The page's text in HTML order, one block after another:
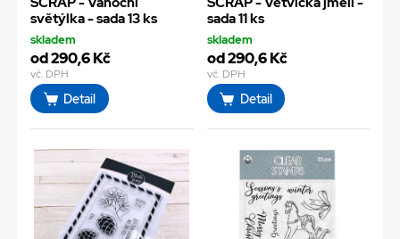
světýlka - sada 13 ks
skladem
od 290,6 Kč
vč. DPH
Detail
sada 11 ks
skladem
od 290,6 Kč
vč. DPH
Detail